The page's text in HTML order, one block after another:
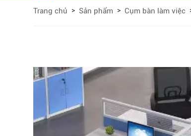
Phụ kiện Nội thất
Ổ khóa tủ
Phụ kiện tủ áo
Phụ kiện tủ bếp trên
Thùng đựng gạo
Bếp từ-Bếp hồng ngoại
Dự án thi công
Trang chủ Sản phẩm Cụm bàn làm việc